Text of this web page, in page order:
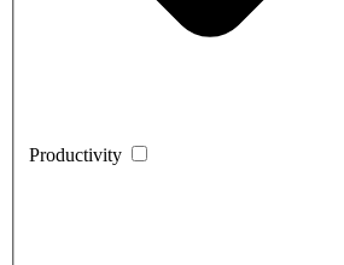
Productivity